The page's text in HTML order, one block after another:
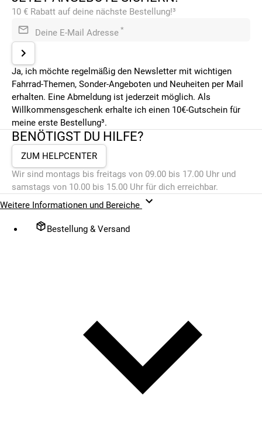
10 € Rabatt auf deine nächste Bestellung!³
Deine E-Mail Adresse *
Ja, ich möchte regelmäßig den Newsletter mit wichtigen
Fahrrad-Themen, Sonder-Angeboten und Neuheiten per Mail
erhalten. Eine Abmeldung ist jederzeit möglich. Als
Willkommensgeschenk erhalte ich einen 10€-Gutschein für
meine erste Bestellung³.
BENÖTIGST DU HILFE?
ZUM HELPCENTER
Wir sind montags bis freitags von 09.00 bis 17.00 Uhr und
samstags von 10.00 bis 15.00 Uhr für dich erreichbar.
Weitere Informationen und Bereiche
Bestellung & Versand